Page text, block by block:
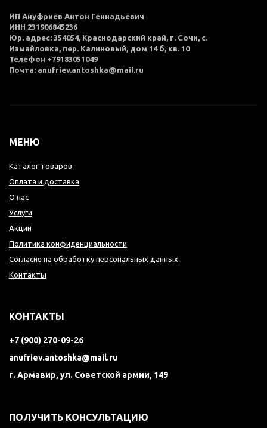
ИП Ануфриев Антон Геннадьевич
ИНН 231906845236
Юр. адрес: 354054, Краснодарский край, г. Сочи, с.
Измайловка, пер. Калиновый, дом 14 б, кв. 10
Телефон +79183051049
Почта: anufriev.antoshka@mail.ru
МЕНЮ
Каталог товаров
Оплата и доставка
О нас
Услуги
Акции
Политика конфиденциальности
Согласие на обработку персональных данных
Контакты
КОНТАКТЫ
+7 (900) 270-09-26
anufriev.antoshka@mail.ru
г. Армавир, ул. Советской армии, 149
ПОЛУЧИТЬ КОНСУЛЬТАЦИЮ